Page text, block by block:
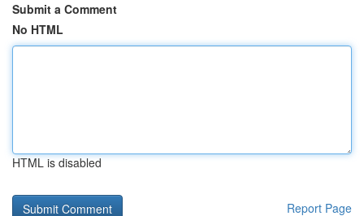
Submit a Comment
No HTML
HTML is disabled
Report Page